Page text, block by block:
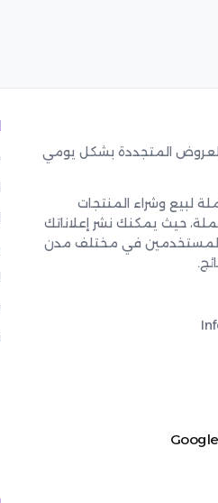
المتجددة بشكل يومي
لبيع وشراء المنتجات
حيث يمكنك نشر إعلاناتك
المستخدمين في مختلف مدن